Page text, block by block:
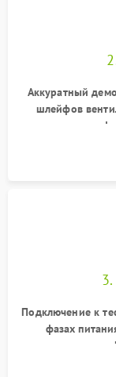
Аккуратный
шлейфов
кристалла
памяти и
Подключение к
фазах